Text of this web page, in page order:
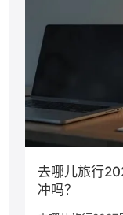
去哪儿旅行
冲吗？